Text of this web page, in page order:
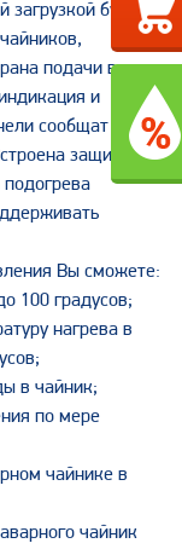
загрузкой бутыли
подачи воды и
и
сообщат о
защитная
подогрева
Вы сможете:
100 градусов;
нагрева в
в чайник;
по мере
чайнике в
чайник